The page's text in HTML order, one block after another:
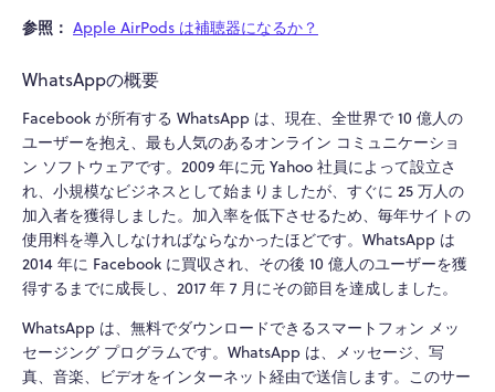
参照： Apple AirPods は補聴器になるか？
WhatsAppの概要
Facebook が所有する WhatsApp は、現在、全世界で 10 億人の
ユーザーを抱え、最も人気のあるオンライン コミュニケーショ
ン ソフトウェアです。2009 年に元 Yahoo 社員によって設立さ
れ、小規模なビジネスとして始まりましたが、すぐに 25 万人の
加入者を獲得しました。加入率を低下させるため、毎年サイトの
使用料を導入しなければならなかったほどです。WhatsApp は
2014 年に Facebook に買収され、その後 10 億人のユーザーを獲
得するまでに成長し、2017 年 7 月にその節目を達成しました。
WhatsApp は、無料でダウンロードできるスマートフォン メッ
セージング プログラムです。WhatsApp は、メッセージ、写
真、音楽、ビデオをインターネット経由で送信します。このサー